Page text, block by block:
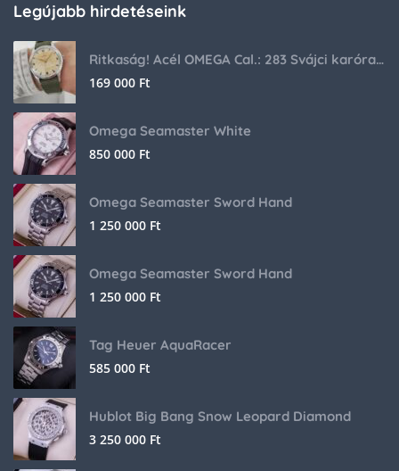
Legújabb hirdetéseink
Ritkaság! Acél OMEGA Cal.: 283 Svájci karóra 1953-ból!
169 000 Ft
Omega Seamaster White
850 000 Ft
Omega Seamaster Sword Hand
1 250 000 Ft
Omega Seamaster Sword Hand
1 250 000 Ft
Tag Heuer AquaRacer
585 000 Ft
Hublot Big Bang Snow Leopard Diamond
3 250 000 Ft